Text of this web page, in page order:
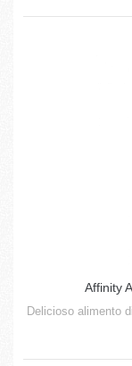
Affinity
Delicioso alimento